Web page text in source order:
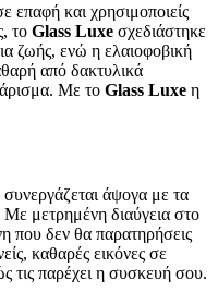
επαφή και χρησιμοποιείς
το Glass Luxe σχεδιάστηκε
ζωής, ενώ η ελαιοφοβική
από δακτυλικά
Με το Glass Luxe η
συνεργάζεται άψογα με τα
μετρημένη διαύγεια στο
που δεν θα παρατηρήσεις
καθαρές εικόνες σε
παρέχει η συσκευή σου.